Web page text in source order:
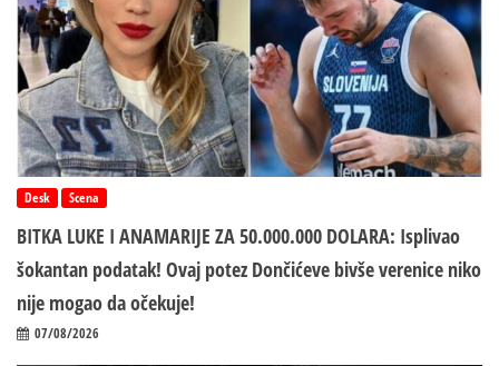
Desk Scena
BITKA LUKE I ANAMARIJE ZA 50.000.000 DOLARA: Isplivao
šokantan podatak! Ovaj potez Dončićeve bivše verenice niko
nije mogao da očekuje!
07/08/2026